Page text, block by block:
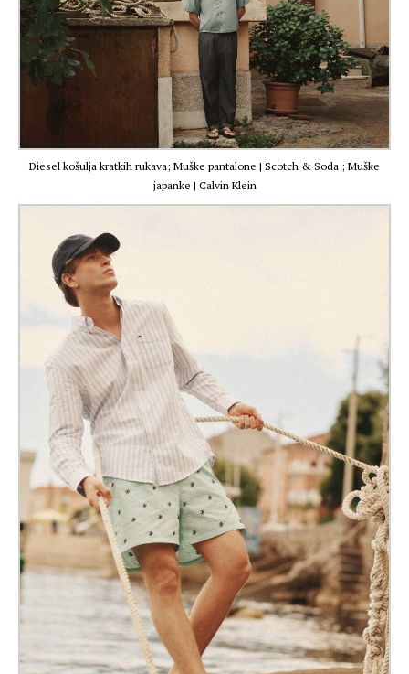
Diesel košulja kratkih rukava; Muške pantalone | Scotch & Soda ; Muške
japanke | Calvin Klein